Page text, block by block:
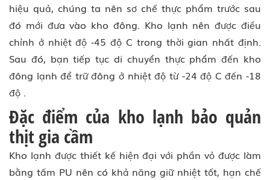
hiệu quả, chúng ta nên sơ chế thực phẩm trước sau
đó mới đưa vào kho đông. Kho lạnh nên được điều
chỉnh ở nhiệt độ -45 độ C trong thời gian nhất định.
Sau đó, bạn tiếp tục di chuyển thực phẩm đến kho
đông lạnh để trữ đông ở nhiệt độ từ -24 độ C đến -18
độ .
Đặc điểm của kho lạnh bảo quản
thịt gia cầm
Kho lạnh được thiết kế hiện đại với phần vỏ được làm
bằng tấm PU nên có khả năng giữ nhiệt tốt, hạn chế